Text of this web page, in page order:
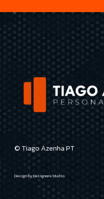
© Tiago Azenha PT
Design byDesignare Studio